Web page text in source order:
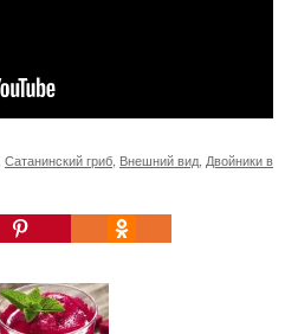
Сатанинский гриб Внешний вид Двойники в